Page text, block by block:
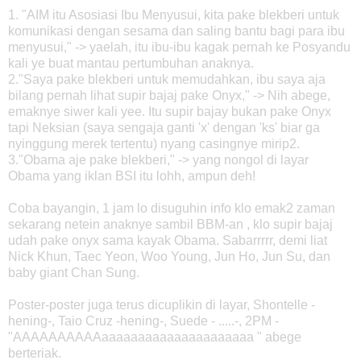
1. "AIM itu Asosiasi Ibu Menyusui, kita pake blekberi untuk
komunikasi dengan sesama dan saling bantu bagi para ibu
menyusui," -> yaelah, itu ibu-ibu kagak pernah ke Posyandu
kali ye buat mantau pertumbuhan anaknya.
2."Saya pake blekberi untuk memudahkan, ibu saya aja
bilang pernah lihat supir bajaj pake Onyx," -> Nih abege,
emaknye siwer kali yee. Itu supir bajay bukan pake Onyx
tapi Neksian (saya sengaja ganti 'x' dengan 'ks' biar ga
nyinggung merek tertentu) nyang casingnye mirip2.
3."Obama aje pake blekberi," -> yang nongol di layar
Obama yang iklan BSI itu lohh, ampun deh!
Coba bayangin, 1 jam lo disuguhin info klo emak2 zaman
sekarang netein anaknye sambil BBM-an , klo supir bajaj
udah pake onyx sama kayak Obama. Sabarrrrr, demi liat
Nick Khun, Taec Yeon, Woo Young, Jun Ho, Jun Su, dan
baby giant Chan Sung.
Poster-poster juga terus dicuplikin di layar, Shontelle -
hening-, Taio Cruz -hening-, Suede - .....-, 2PM -
"AAAAAAAAAAaaaaaaaaaaaaaaaaaaaaa " abege
berteriak.